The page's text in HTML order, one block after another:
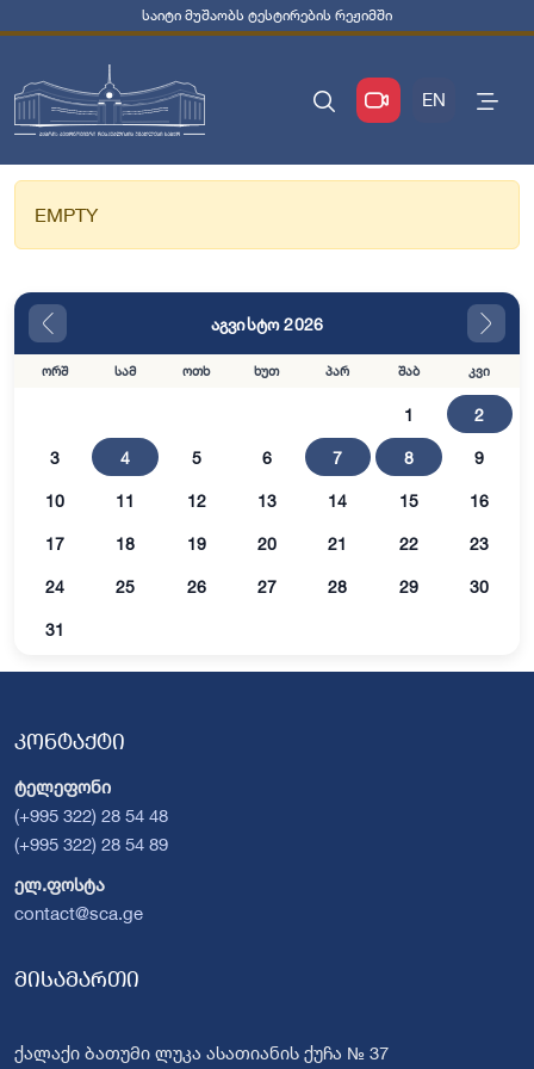
საიტი მუშაობს ტესტირების რეჟიმში
EN
EMPTY
აგვისტო 2026
ორშ სამ ოთხ ხუთ პარ შაბ კვი
1 2
3 4 5 6 7 8 9
10 11 12 13 14 15 16
17 18 19 20 21 22 23
24 25 26 27 28 29 30
31
კონტაქტი
ტელეფონი
(+995 322) 28 54 48
(+995 322) 28 54 89
ელ.ფოსტა
contact@sca.ge
მისამართი
ქალაქი ბათუმი ლუკა ასათიანის ქუჩა № 37